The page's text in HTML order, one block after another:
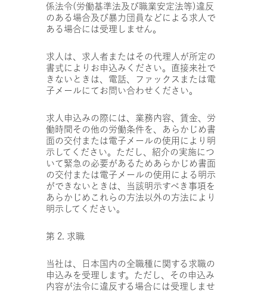
係法令(労働基準法及び職業安定法等)違反
のある場合及び暴力団員などによる求人で
ある場合には受理しません。
求人は、求人者またはその代理人が所定の
書式によりお申込みください。直接来社で
きないときは、電話、ファックスまたは電
子メールにてお問い合わせください。
求人申込みの際には、業務内容、賃金、労
働時間その他の労働条件を、あらかじめ書
面の交付または電子メールの使用により明
示してください。ただし、紹介の実施につ
いて緊急の必要があるためあらかじめ書面
の交付または電子メールの使用による明示
ができないときは、当該明示すべき事項を
あらかじめこれらの方法以外の方法により
明示してください。
第 2. 求職
当社は、日本国内の全職種に関する求職の
申込みを受理します。ただし、その申込み
内容が法令に違反する場合には受理しませ